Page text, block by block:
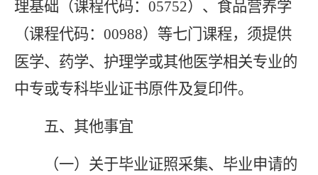
理基础（课程代码： 05752）、食品营养学
（课程代码： 00988）等七门课程，须提供
医学、药学、护理学或其他医学相关专业的
中专或专科毕业证书原件及复印件。
五、其他事宜
（一） 关于毕业证照采集、毕业申请的